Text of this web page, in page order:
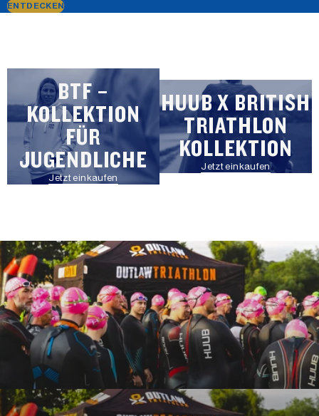
ENTDECKEN
BTF –
KOLLEKTION
FÜR
JUGENDLICHE
Jetzt einkaufen
HUUB X BRITISH
TRIATHLON
KOLLEKTION
Jetzt einkaufen